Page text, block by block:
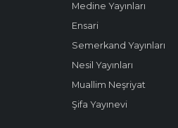
Medine Yayınları
Ensari
Semerkand Yayınları
Nesil Yayınları
Muallim Neşriyat
Şifa Yayınevi